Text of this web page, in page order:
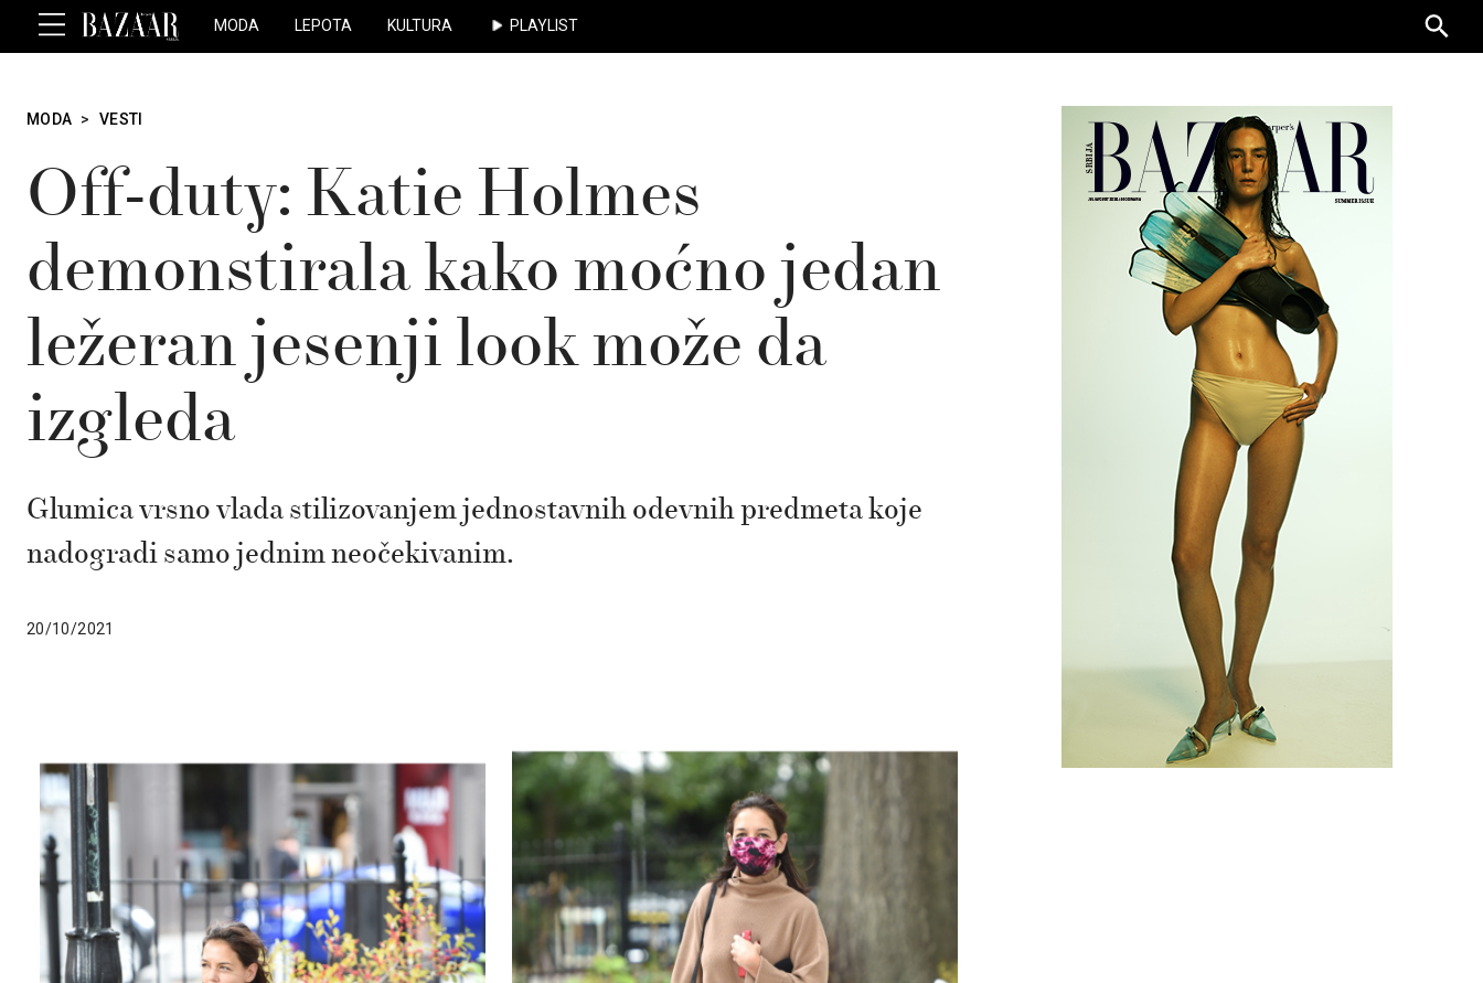
MODA LEPOTA KULTURA PLAYLIST
for:
MODA > VESTI
Off-duty: Katie Holmes
demonstirala kako moćno jedan
ležeran jesenji look može da
izgleda
Glumica vrsno vlada stilizovanjem jednostavnih odevnih predmeta koje
nadogradi samo jednim neočekivanim.
20/10/2021